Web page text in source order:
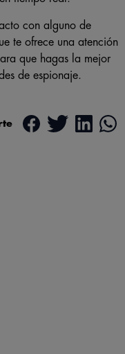
con alguno de
te ofrece una atención
que hagas la mejor
de espionaje.